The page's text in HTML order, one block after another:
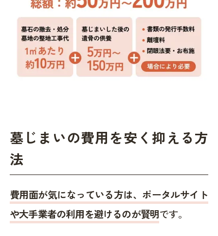
墓じまいの費用を安く抑える方
法
費用面が気になっている方は、ポータルサイト
や大手業者の利用を避けるのが賢明です。